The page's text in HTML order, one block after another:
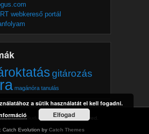
webkereső portál
gitározás
magánóra tanulás
Gitár Budapest All Rights Reserved.
Catch Evolution by Catch Themes
a sütik használatát el kell fogadni.
Elfogad